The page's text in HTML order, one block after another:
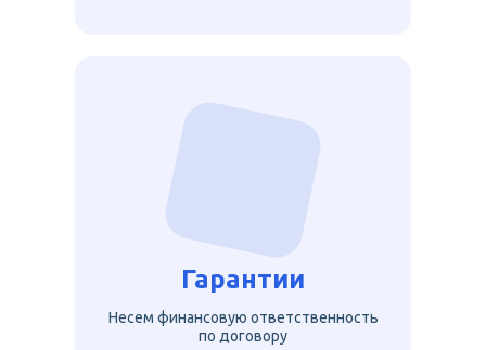
Гарантии
Несем финансовую ответственность
по договору